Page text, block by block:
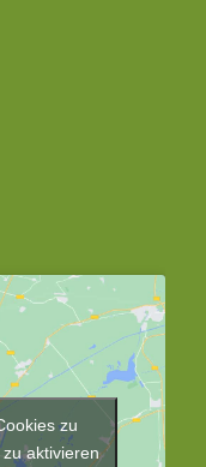
zu
aktivieren